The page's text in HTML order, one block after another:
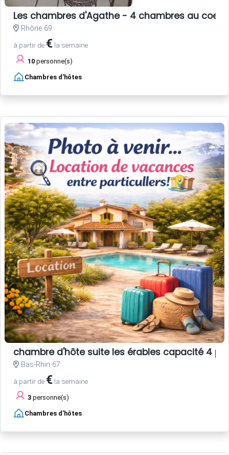
Les chambres d'Agathe - 4 chambres au
Rhône 69
à partir de € la semaine
10 personne(s)
Chambres d'hôtes
chambre d'hôte suite les érables capacité 4
Bas-Rhin 67
à partir de € la semaine
3 personne(s)
Chambres d'hôtes